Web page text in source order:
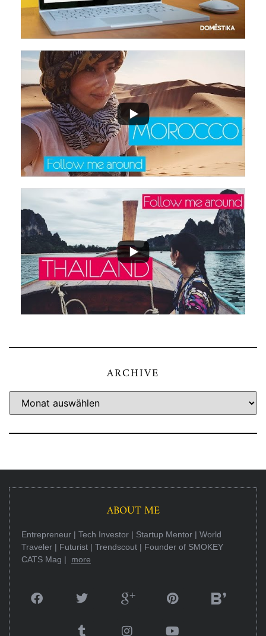
ARCHIVE
ABOUT ME
Entrepreneur | Tech Investor | Startup Mentor | World
Traveler | Futurist | Trendscout | Founder of SMOKEY
CATS Mag | more